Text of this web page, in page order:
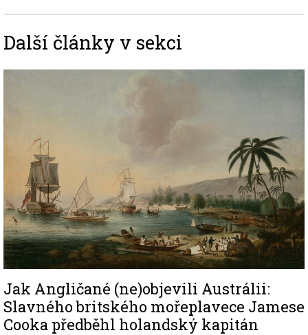
Další články v sekci
Jak Angličané (ne)objevili Austrálii:
Slavného britského mořeplavece Jamese
Cooka předběhl holandský kapitán